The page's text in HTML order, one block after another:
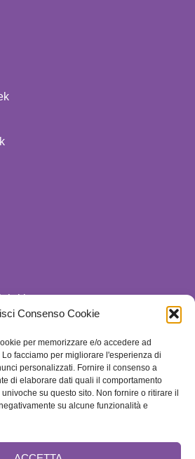
Consenso Cookie
per memorizzare e/o accedere ad
facciamo per migliorare l'esperienza di
personalizzati. Fornire il consenso a
di elaborare dati quali il comportamento
su questo sito. Non fornire o ritirare il
su alcune funzionalità e